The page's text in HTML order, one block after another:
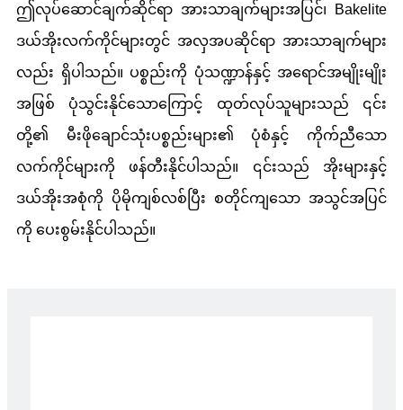
ဤလုပ်ဆောင်ချက်ဆိုင်ရာ အားသာချက်များအပြင်၊ Bakelite
ဒယ်အိုးလက်ကိုင်များတွင် အလှအပဆိုင်ရာ အားသာချက်များ
လည်း ရှိပါသည်။ ပစ္စည်းကို ပုံသဏ္ဍာန်နှင့် အရောင်အမျိုးမျိုး
အဖြစ် ပုံသွင်းနိုင်သောကြောင့် ထုတ်လုပ်သူများသည် ၎င်း
တို့၏ မီးဖိုချောင်သုံးပစ္စည်းများ၏ ပုံစံနှင့် ကိုက်ညီသော
လက်ကိုင်များကို ဖန်တီးနိုင်ပါသည်။ ၎င်းသည် အိုးများနှင့်
ဒယ်အိုးအစုံကို ပိုမိုကျစ်လစ်ပြီး စတိုင်ကျသော အသွင်အပြင်
ကို ပေးစွမ်းနိုင်ပါသည်။